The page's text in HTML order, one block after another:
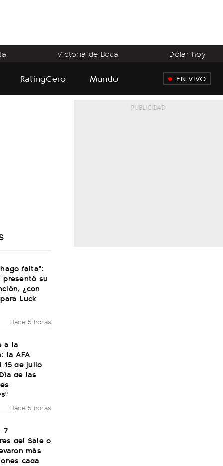
Victoria de Boca Dólar hoy
RatingCero Mundo EN VIVO
falta":
presentó su
¿con
Luck
Hace 5 horas
a la
la AFA
15 de julio
de las
Hace 5 horas
7
del Sale o
más
cada